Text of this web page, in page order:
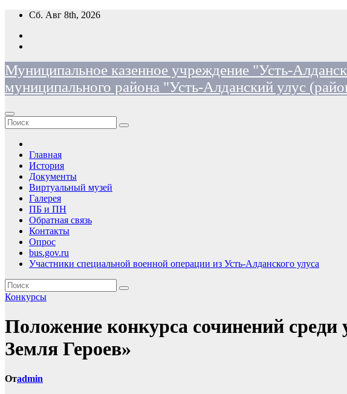
Перейти
содержимому
Сб. Авг 8th, 2026
Муниципальное казенное учреждение "Усть-
муниципального района "Усть-Алданский улус
Главная
История
Документы
Виртуальный музей
Галерея
ПБ и ПН
Обратная связь
Контакты
Опрос
bus.gov.ru
Участники специальной военной операции из Усть-Алданского улуса
Конкурсы
Положение конкурса сочинений
Земля Героев»
Отadmin